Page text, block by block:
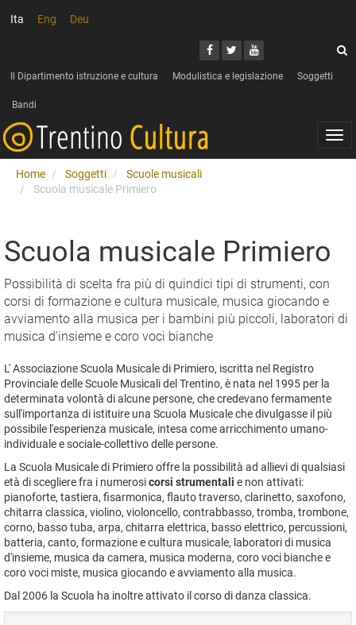
Ita Eng Deu
Facebook
Twitter
Youtube
Il Dipartimento istruzione e cultura Modulistica e legislazione Soggetti
Bandi
Home
Soggetti
Scuole musicali
Scuola musicale Primiero
Scuola musicale Primiero
Possibilità di scelta fra più di quindici tipi di strumenti, con
corsi di formazione e cultura musicale, musica giocando e
avviamento alla musica per i bambini più piccoli, laboratori di
musica d'insieme e coro voci bianche
L' Associazione Scuola Musicale di Primiero, iscritta nel Registro
Provinciale delle Scuole Musicali del Trentino, è nata nel 1995 per la
determinata volontà di alcune persone, che credevano fermamente
sull'importanza di istituire una Scuola Musicale che divulgasse il più
possibile l'esperienza musicale, intesa come arricchimento umano-
individuale e sociale-collettivo delle persone.
La Scuola Musicale di Primiero offre la possibilità ad allievi di qualsiasi
età di scegliere fra i numerosicorsi strumentali e non attivati:
pianoforte, tastiera, fisarmonica, flauto traverso, clarinetto, saxofono,
chitarra classica, violino, violoncello, contrabbasso, tromba, trombone,
corno, basso tuba, arpa, chitarra elettrica, basso elettrico, percussioni,
batteria, canto, formazione e cultura musicale, laboratori di musica
d'insieme, musica da camera, musica moderna, coro voci bianche e
coro voci miste, musica giocando e avviamento alla musica.
Dal 2006 la Scuola ha inoltre attivato il corso di danza classica.